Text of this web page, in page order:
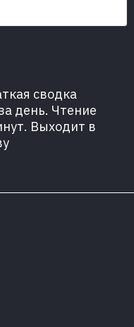
сводка
день. Чтение
Выходит в